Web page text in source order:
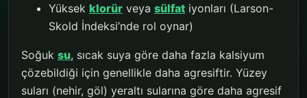
Yüksek klorür veya sülfat iyonları (Larson-
Skold İndeksi’nde rol oynar)
Soğuk su, sıcak suya göre daha fazla kalsiyum
çözebildiği için genellikle daha agresiftir. Yüzey
suları (nehir, göl) yeraltı sularına göre daha agresif